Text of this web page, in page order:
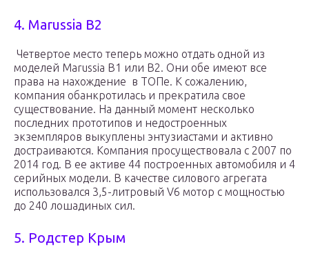
4. Marussia B2
Четвертое место теперь можно отдать одной из
моделей Marussia B1 или B2. Они обе имеют все
права на нахождение в ТОПе. К сожалению,
компания обанкротилась и прекратила свое
существование. На данный момент несколько
последних прототипов и недостроенных
экземпляров выкуплены энтузиастами и активно
достраиваются. Компания просуществовала с 2007 по
2014 год. В ее активе 44 построенных автомобиля и 4
серийных модели. В качестве силового агрегата
использовался 3,5-литровый V6 мотор с мощностью
до 240 лошадиных сил.
5. Родстер Крым